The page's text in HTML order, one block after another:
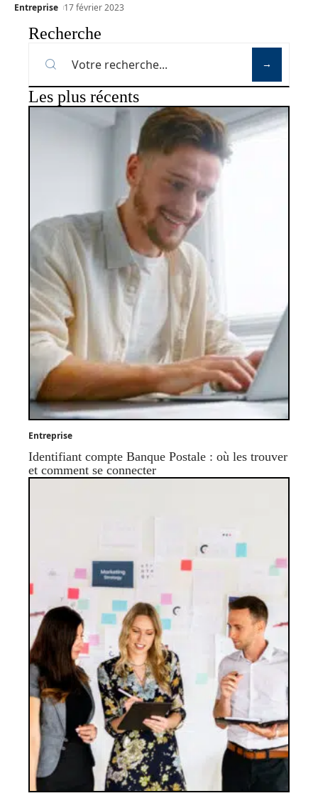
Entreprise 17 février 2023
Recherche
Les plus récents
Entreprise
Identifiant compte Banque Postale : où les trouver
et comment se connecter